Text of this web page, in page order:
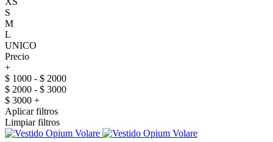
S
M
L
UNICO
Precio
+
$ 1000 - $ 2000
$ 2000 - $ 3000
$ 3000 +
Aplicar filtros
Limpiar filtros